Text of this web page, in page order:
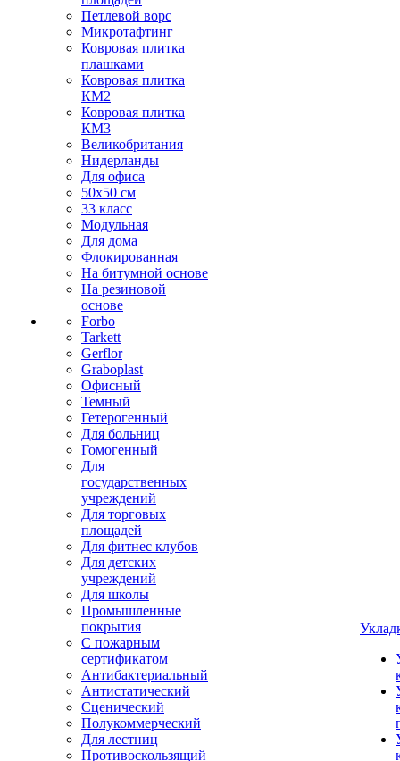
Петлевой ворс
Микротафтинг
Ковровая плитка
плашками
Ковровая плитка
КМ2
Ковровая плитка
КМ3
Великобритания
Нидерланды
Для офиса
50х50 см
33 класс
Модульная
Для дома
Флокированная
На битумной основе
На резиновой
основе
Forbo
Tarkett
Gerflor
Graboplast
Офисный
Темный
Гетерогенный
Для больниц
Гомогенный
Для
государственных
учреждений
Для торговых
площадей
Для фитнес клубов
Для детских
учреждений
Для школы
Промышленные
покрытия
С пожарным
сертификатом
Антибактериальный
Антистатический
Сценический
Полукоммерческий
Для лестниц
Противоскользящий